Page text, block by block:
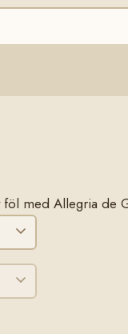
föl med Allegria de